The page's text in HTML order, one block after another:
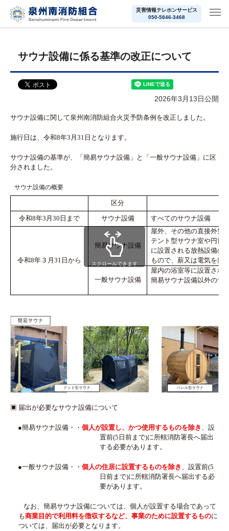
災害情報テレホンサービス
050-5846-3468
サウナ設備に係る基準の改正について
2026年3月13日公開
サウナ設備に関して泉州南消防組合火災予防条例を改正しました。
施行日は、令和8年3月31日となります。
サウナ設備の基準が、「簡易サウナ設備」と「一般サウナ設備」に区
分されました。
サウナ設備の概要
区分
令和8年3月30日まで サウナ設備 すべてのサウナ設備
令和8年３月31日から
簡易サウナ設備
屋外、その他の直接外気
テント型サウナ室や円筒
に設置される放熱設備の
もので、薪又は電気を熱
一般サウナ設備
屋内の浴室等に設置され
簡易サウナ設備以外のサ
スクロールできます
▣ 届出が必要なサウナ設備について
●簡易サウナ設備・・ 個人が設置し、かつ使用するものを除き
設
置前(5日前まで)に 所轄消防署長へ届出
する必要があります。
●一般サウナ設備・・ 個人の住居に設置するものを除き
設置前(5
日前まで)に所轄消防署長へ届出する必
要があります。
なお、簡易サウナ設備については、個人が設置する場合であって
も商業目的で利用料を徴収するなど、事業のために設置するものに
ついては、届出が必要となります。